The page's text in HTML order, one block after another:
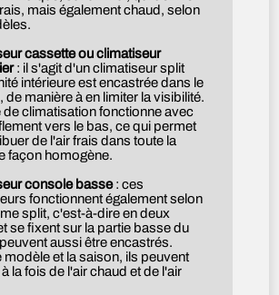
mais également chaud, selon
: il s'agit d'un climatiseur split
intérieure est encastrée dans le
de manière à en limiter la visibilité.
de climatisation fonctionne avec
vers le bas, ce qui permet
de l'air frais dans toute la
façon homogène.
console basse: ces
fonctionnent également selon
split, c'est-à-dire en deux
se fixent sur la partie basse du
aussi être encastrés.
modèle et la saison, ils peuvent
la fois de l'air chaud et de l'air